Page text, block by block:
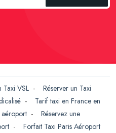
Taxi VSL - Réserver un Taxi
- Tarif taxi en France en
- Réservez une
- Forfait Taxi Paris Aéroport